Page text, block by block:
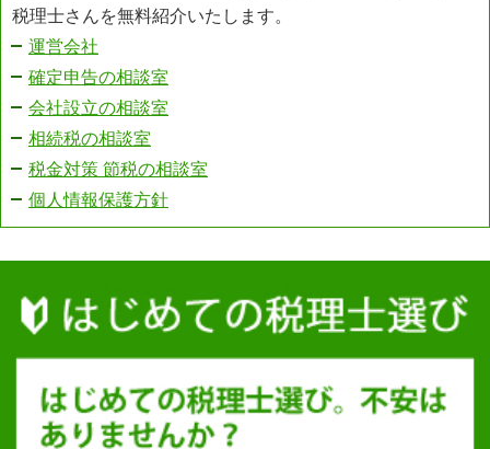
税理士さんを無料紹介いたします。
運営会社
確定申告の相談室
会社設立の相談室
相続税の相談室
税金対策 節税の相談室
個人情報保護方針